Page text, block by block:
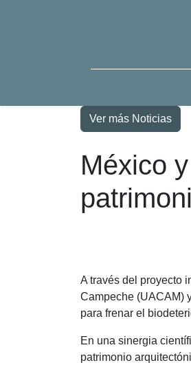
Ver más Noticias
México
A través del proyecto
Campeche (UACAM)
para frenar el
En una sinergia
patrimonio